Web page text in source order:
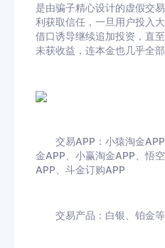
是由骗子精心设计的虚假交
利获取信任，一旦用户投入
借口诱导继续追加投资，直
未获收益，连本金也几乎全部
交易APP：小猿淘金APP
金APP、小赢淘金APP、悟
APP、斗金订购APP
交易产品：白银、铂金等